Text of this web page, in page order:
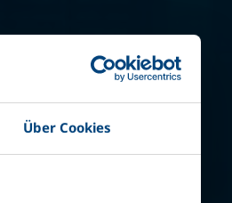
Über Cookies
Safe